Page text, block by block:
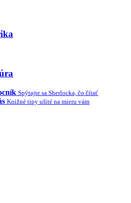
Spýtajte sa Sherlocka, čo čítať
Knižné tipy ušité na mieru vám